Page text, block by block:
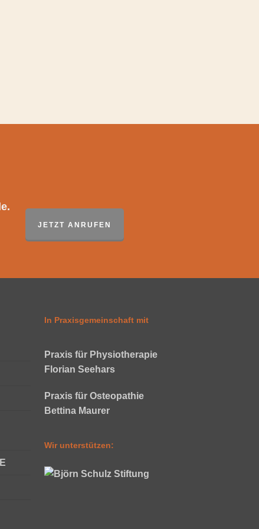
JETZT ANRUFEN
In Praxisgemeinschaft mit
Praxis für Physiotherapie
Florian Seehars
Praxis für Osteopathie
Bettina Maurer
Wir unterstützen: